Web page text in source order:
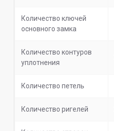
Количество ключей
основного замка
Количество контуров
уплотнения
Количество петель
Количество ригелей